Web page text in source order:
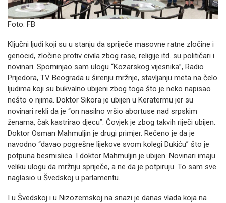
Foto: FB
Ključni ljudi koji su u stanju da spriječe masovne ratne zločine i
genocid, zločine protiv civila zbog rase, religije itd. su političari i
novinari. Spominjao sam ulogu “Kozarskog vijesnika”, Radio
Prijedora, TV Beograda u širenju mržnje, stavljanju meta na čelo
ljudima koji su bukvalno ubijeni zbog toga što je neko napisao
nešto o njima. Doktor Sikora je ubijen u Keratermu jer su
novinari rekli da je “on nasilno vršio abortuse nad srpskim
ženama, čak kastrirao djecu”. Čovjek je zbog takvih riječi ubijen.
Doktor Osman Mahmuljin je drugi primjer. Rečeno je da je
navodno “davao pogrešne lijekove svom kolegi Dukiću” što je
potpuna besmislica. I doktor Mahmuljin je ubijen. Novinari imaju
veliku ulogu da mržnju spriječe, a ne da je potpiruju. To sam sve
naglasio u Švedskoj u parlamentu.
I u Švedskoj i u Nizozemskoj na snazi je danas vlada koja na